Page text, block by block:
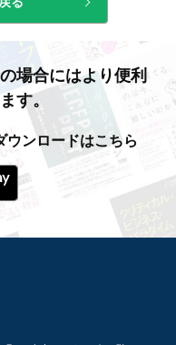
場合にはより便利
す。
ウンロードはこちら